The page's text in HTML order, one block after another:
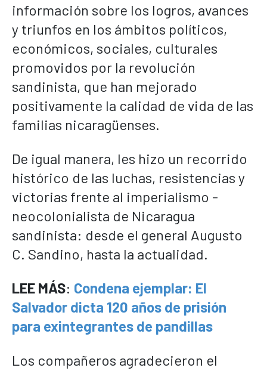
información sobre los logros, avances
y triunfos en los ámbitos políticos,
económicos, sociales, culturales
promovidos por la revolución
sandinista, que han mejorado
positivamente la calidad de vida de las
familias nicaragüenses.
De igual manera, les hizo un recorrido
histórico de las luchas, resistencias y
victorias frente al imperialismo -
neocolonialista de Nicaragua
sandinista: desde el general Augusto
C. Sandino, hasta la actualidad.
LEE MÁS: Condena ejemplar: El
Salvador dicta 120 años de prisión
para exintegrantes de pandillas
Los compañeros agradecieron el